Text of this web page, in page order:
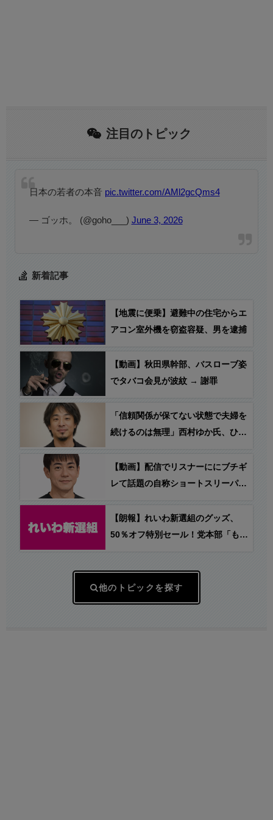
注目のトピック
日本の若者の本音 pic.twitter.com/AMl2gcQms4
— ゴッホ。 (@goho___) June 3, 2026
新着記事
【地震に便乗】避難中の住宅からエ
アコン室外機を窃盗容疑、男を逮捕
【動画】秋田県幹部、バスローブ姿
でタバコ会見が波紋 → 謝罪
「信頼関係が保てない状態で夫婦を
続けるのは無理」西村ゆか氏、ひろ
【動画】配信でリスナーににブチギ
レて話題の自称ショートスリーパ
泣き出してしまう…
【朗報】れいわ新選組のグッズ、
50％オフ特別セール！党本部「もう
他のトピックを探す